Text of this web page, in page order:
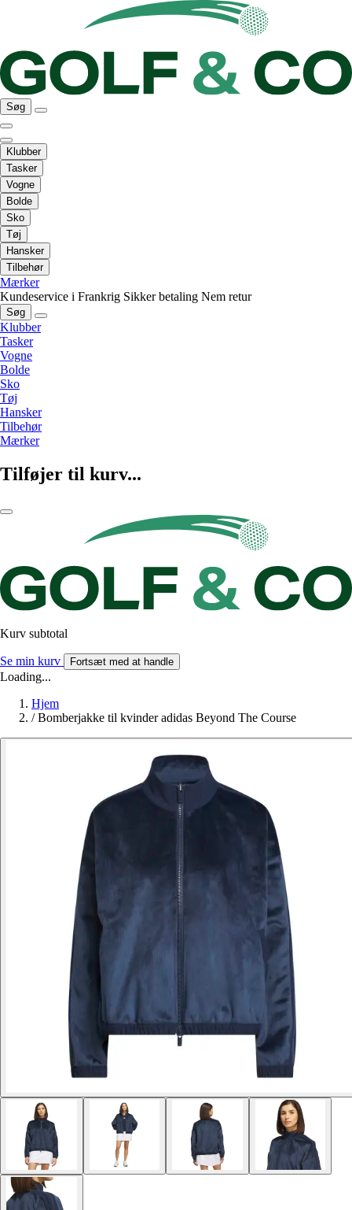
Søg
Klubber
Tasker
Vogne
Bolde
Sko
Tøj
Hansker
Tilbehør
Mærker
Kundeservice i Frankrig Sikker betaling Nem retur
Søg
Klubber
Tasker
Vogne
Bolde
Sko
Tøj
Hansker
Tilbehør
Mærker
Tilføjer til kurv...
Kurv subtotal
Se min kurv Fortsæt med at handle
Loading...
Hjem
/ Bomberjakke til kvinder adidas Beyond The Course